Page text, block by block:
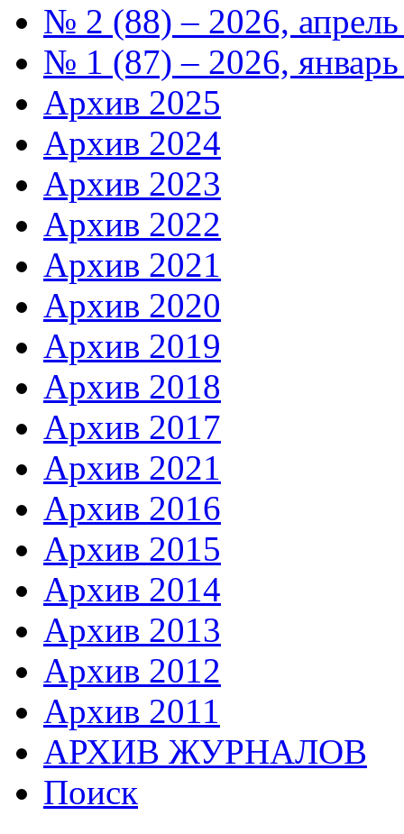
№ 2 (88) – 2026,
№ 1 (87) – 2026,
Архив 2025
Архив 2024
Архив 2023
Архив 2022
Архив 2021
Архив 2020
Архив 2019
Архив 2018
Архив 2017
Архив 2021
Архив 2016
Архив 2015
Архив 2014
Архив 2013
Архив 2012
Архив 2011
АРХИВ ЖУРНАЛОВ
Поиск